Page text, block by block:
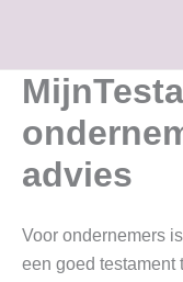
de
inhoud
advies
Voor ondernemers
een goed testament